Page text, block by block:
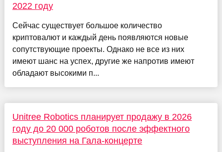
2022 году
Сейчас существует большое количество
криптовалют и каждый день появляются новые
сопутствующие проекты. Однако не все из них
имеют шанс на успех, другие же напротив имеют
обладают высокими п...
Unitree Robotics планирует продажу в 2026
году до 20 000 роботов после эффектного
выступления на Гала-концерте